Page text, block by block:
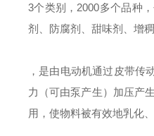
3个类别，2000多个品种
剂、防腐剂、甜味剂、增稠
， 是由电动机通过皮带传
力（可由泵产生）加压产
用，使物料被有效地乳化